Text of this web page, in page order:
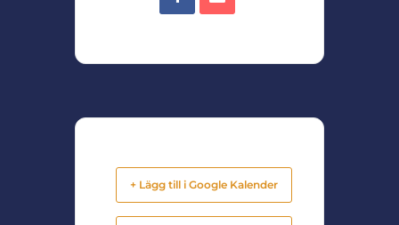
+ Lägg till i Google Kalender